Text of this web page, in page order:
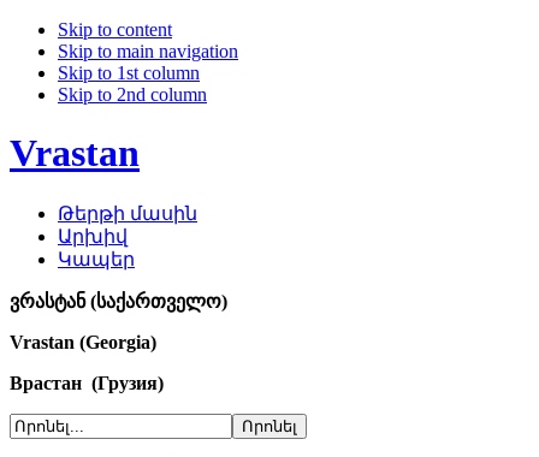
Skip to content
Skip to main navigation
Skip to 1st column
Skip to 2nd column
Vrastan
Թերթի մասին
Արխիվ
Կապեր
ვრასტან (საქართველო)
Vrastan (Georgia)
Врастан (Грузия)